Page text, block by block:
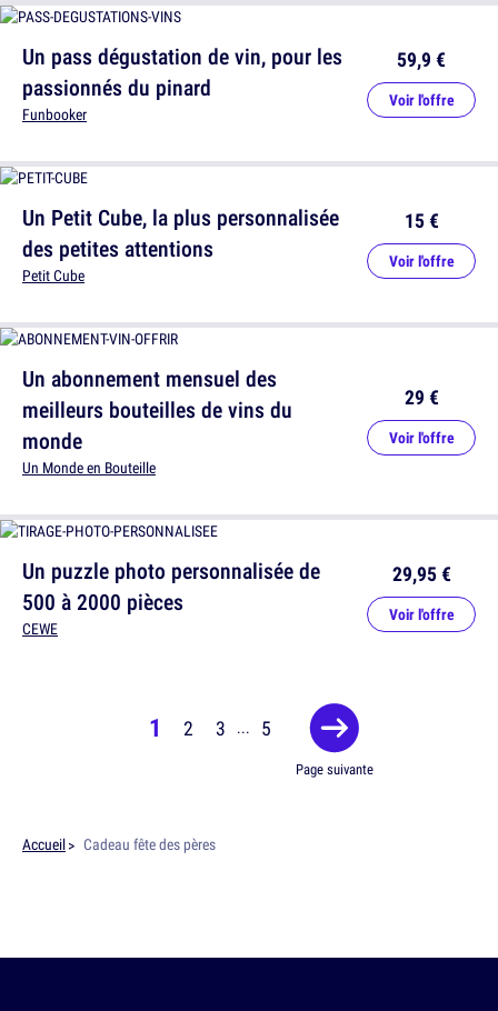
Un Petit Cube, la plus personnalisée
des petites attentions
Petit Cube
15 €
Voir l'offre
Un puzzle photo personnalisée de
500 à 2000 pièces
CEWE
29,95 €
Voir l'offre
Un pass dégustation de vin, pour les
passionnés du pinard
Funbooker
59,9 €
Voir l'offre
Un abonnement mensuel des
meilleurs bouteilles de vins du
monde
Un Monde en Bouteille
29 €
Voir l'offre
1 2 3 ... 5
Page suivante
Accueil Cadeau fête des pères